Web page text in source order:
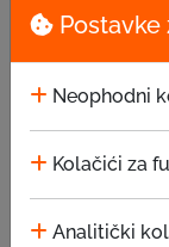
Postavke
Neophodni
Kolačići za
Analitički